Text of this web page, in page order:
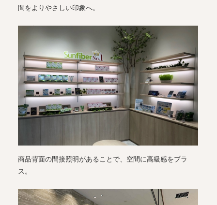
間をよりやさしい印象へ。
商品背面の間接照明があることで、空間に高級感をプラ
ス。